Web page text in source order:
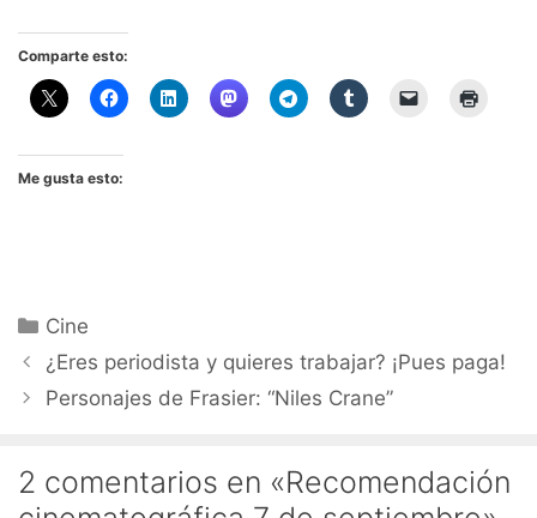
Comparte esto:
Me gusta esto:
Categorías
Cine
¿Eres periodista y quieres trabajar? ¡Pues paga!
Personajes de Frasier: “Niles Crane”
2 comentarios en «Recomendación